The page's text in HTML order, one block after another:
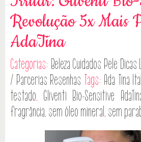
Revolução 5x Mais
AdaTina
Categorias: Beleza Cuidados Pele Dicas
/ Parcerias Resenhas Tags: Ada Tina
testado, Gliventi Bio-Sensitive
fragrância, sem óleo mineral, sem